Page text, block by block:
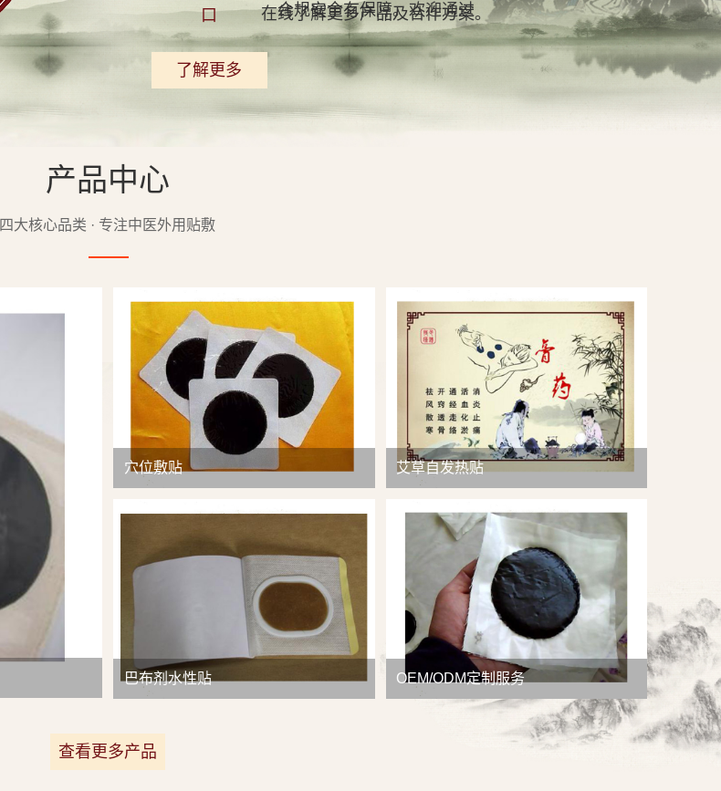
合规安全有保障。欢迎通过
口
在线了解更多产品及合作方案。
了解更多
产品中心
四大核心品类 · 专注中医外用贴敷
穴位敷贴 艾草自发热贴
巴布剂水性贴
查看详情
OEM/ODM定制服务
查看详情
查看更多产品